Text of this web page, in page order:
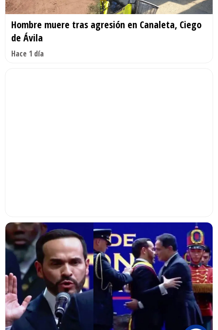
Hombre muere tras agresión en Canaleta, Ciego
de Ávila
Hace 1 día